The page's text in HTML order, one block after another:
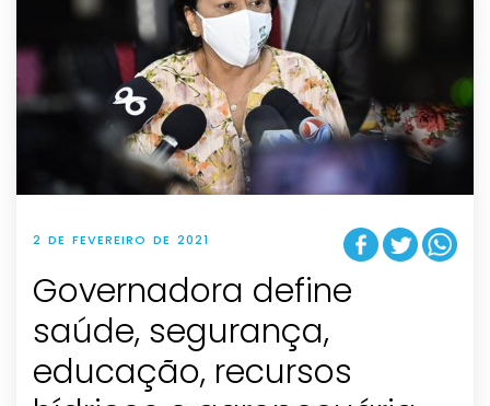
2 DE FEVEREIRO DE 2021
Governadora define
saúde, segurança,
educação, recursos